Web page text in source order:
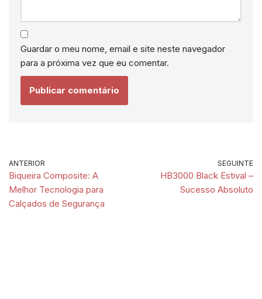
Guardar o meu nome, email e site neste navegador
para a próxima vez que eu comentar.
ANTERIOR
Biqueira Composite: A
Melhor Tecnologia para
Calçados de Segurança
SEGUINTE
HB3000 Black Estival –
Sucesso Absoluto